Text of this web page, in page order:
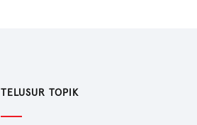
TELUSUR TOPIK